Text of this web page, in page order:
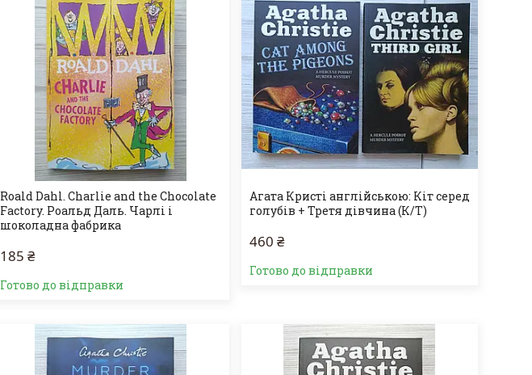
Roald Dahl. Charlie and the Chocolate
Factory. Роальд Даль. Чарлі і
шоколадна фабрика
185 ₴
Готово до відправки
Агата Кристі англійською: Кіт серед
голубів + Третя дівчина (К/Т)
460 ₴
Готово до відправки